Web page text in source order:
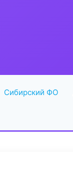
Сибирский ФО